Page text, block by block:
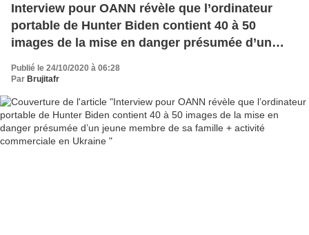
Interview pour OANN révèle que l’ordinateur
portable de Hunter Biden contient 40 à 50
images de la mise en danger présumée d’un
jeune membre de sa famille + activité
commerciale en Ukraine
Publié le 24/10/2020 à 06:28
Par Brujitafr